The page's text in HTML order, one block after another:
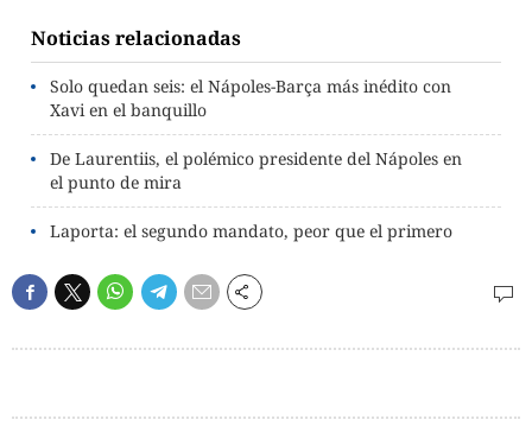
Noticias relacionadas
Solo quedan seis: el Nápoles-Barça más inédito con
Xavi en el banquillo
De Laurentiis, el polémico presidente del Nápoles en
el punto de mira
Laporta: el segundo mandato, peor que el primero